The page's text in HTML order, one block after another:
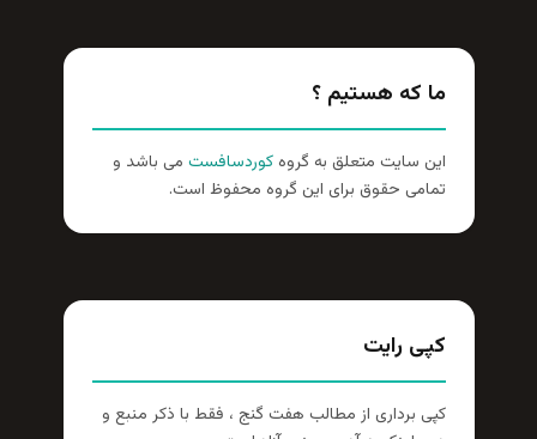
ما که هستیم ؟
این سایت متعلق به گروهکوردسافست می باشد و
تمامی حقوق برای این گروه محفوظ است.
کپی رایت
کپی برداری از مطالب هفت گنج ، فقط با ذکر منبع و